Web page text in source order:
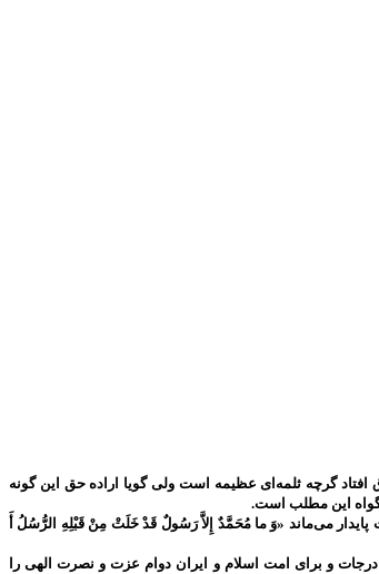
گرچه ثلمه‌ای عظیمه است ولی گویا اراده حق این گونه
گواه این مطلب است.
می‌ماند «وَ ما مُحَمَّدٌ إِلاَّ رَسُولٌ قَدْ خَلَتْ مِنْ قَبْلِهِ الرُّسُلُ أَ
و برای امت اسلام و ایران دوام عزت و نصرت الهی را